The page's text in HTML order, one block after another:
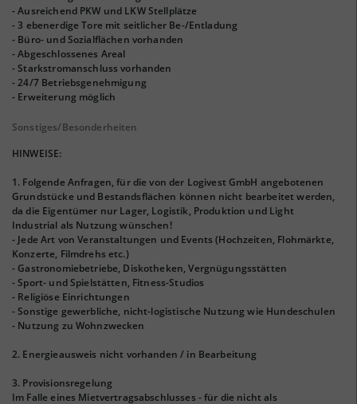
- Ausreichend PKW und LKW Stellplätze
- 3 ebenerdige Tore mit seitlicher Be-/Entladung
- Büro- und Sozialflächen vorhanden
- Abgeschlossenes Areal
- Starkstromanschluss vorhanden
- 24/7 Betriebsgenehmigung
- Erweiterung möglich
Sonstiges/Besonderheiten
HINWEISE:
1. Folgende Anfragen, für die von der Logivest GmbH angebotenen
Grundstücke und Bestandsflächen können nicht bearbeitet werden,
da die Eigentümer nur Lager, Logistik, Produktion und Light
Industrial als Nutzung wünschen!
- Jede Art von Veranstaltungen und Events (Hochzeiten, Flohmärkte,
Konzerte, Filmdrehs etc.)
- Gastronomiebetriebe, Diskotheken, Vergnügungsstätten
- Sport- und Spielstätten, Fitness-Studios
- Religiöse Einrichtungen
- Sonstige gewerbliche, nicht-logistische Nutzung wie Hundeschulen
- Nutzung zu Wohnzwecken
2. Energieausweis nicht vorhanden / in Bearbeitung
3. Provisionsregelung
Im Falle eines Mietvertragsabschlusses - für die nicht als